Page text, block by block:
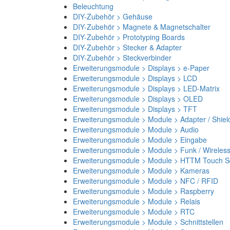
Beleuchtung
DIY-Zubehör > Gehäuse
DIY-Zubehör > Magnete & Magnetschalter
DIY-Zubehör > Prototyping Boards
DIY-Zubehör > Stecker & Adapter
DIY-Zubehör > Steckverbinder
Erweiterungsmodule > Displays > e-Paper
Erweiterungsmodule > Displays > LCD
Erweiterungsmodule > Displays > LED-Matrix
Erweiterungsmodule > Displays > OLED
Erweiterungsmodule > Displays > TFT
Erweiterungsmodule > Module > Adapter /
Erweiterungsmodule > Module > Audio
Erweiterungsmodule > Module > Eingabe
Erweiterungsmodule > Module > Funk / Wireless
Erweiterungsmodule > Module > HTTM Touch
Erweiterungsmodule > Module > Kameras
Erweiterungsmodule > Module > NFC / RFID
Erweiterungsmodule > Module > Raspberry
Erweiterungsmodule > Module > Relais
Erweiterungsmodule > Module > RTC
Erweiterungsmodule > Module > Schnittstellen